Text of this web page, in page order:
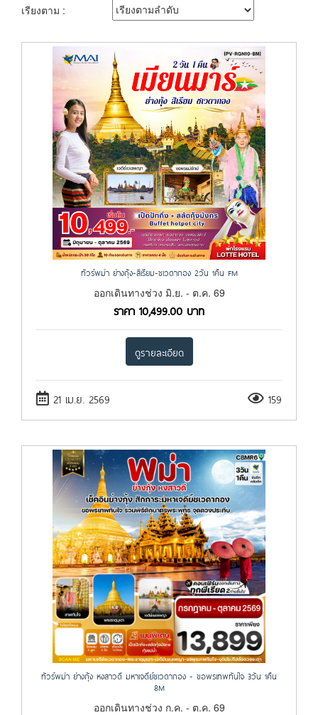
เรียงตาม :
ทัวร์พม่า ย่างกุ้ง-สิเรียม-ชเวดากอง 2วัน 1คืน FM
ออกเดินทางช่วง มิ.ย. - ต.ค. 69
ราคา 10,499.00 บาท
ดูรายละเอียด
21 เม.ย. 2569 159
ทัวร์พม่า ย่างกุ้ง หงสาวดี มหาเจดีย์ชเวดากอง - ขอพรเทพทันใจ 3วัน 1คืน
8M
ออกเดินทางช่วง ก.ค. - ต.ค. 69